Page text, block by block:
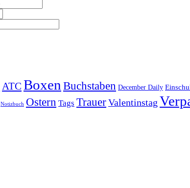
ATC Boxen Buchstaben December Daily
Notizbuch Ostern Tags TrauerValentinstag